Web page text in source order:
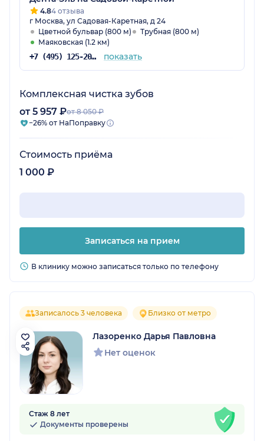
4.84 отзыва
г Москва, ул Садовая-Каретная, д 24
Цветной бульвар (800 м)
Трубная (800 м)
Маяковская (1.2 км)
+7 (495) 125-20-98 показать
Комплексная чистка зубов
от 5 957 ₽от 8 050 ₽
−26% от НаПоправку
Стоимость приёма
1 000 ₽
Записаться на прием
В клинику можно записаться только по телефону
Записалось 3 человека Близко от метро
Лазоренко Дарья Павловна
Нет оценок
Стаж 8 лет
Документы проверены